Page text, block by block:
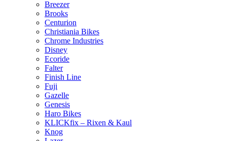
Breezer
Brooks
Centurion
Christiania Bikes
Chrome Industries
Disney
Ecoride
Falter
Finish Line
Fuji
Gazelle
Genesis
Haro Bikes
KLICKfix – Rixen & Kaul
Knog